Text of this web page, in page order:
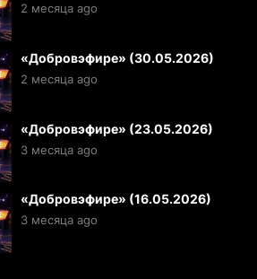
2 месяца ago
«Добровэфире» (30.05.2026)
2 месяца ago
«Добровэфире» (23.05.2026)
3 месяца ago
«Добровэфире» (16.05.2026)
3 месяца ago